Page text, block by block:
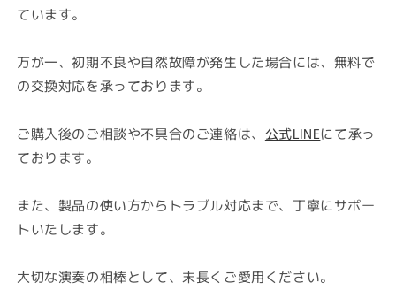
ています。
万が一、初期不良や自然故障が発生した場合には、 無料で
の交換対応を承っております。
ご購入後のご相談や不具合のご連絡は、 公式LINEにて承っ
ております。
また、製品の使い方からトラブル対応まで、丁寧にサポー
トいたします。
大切な演奏の相棒として、末長くご愛用ください。